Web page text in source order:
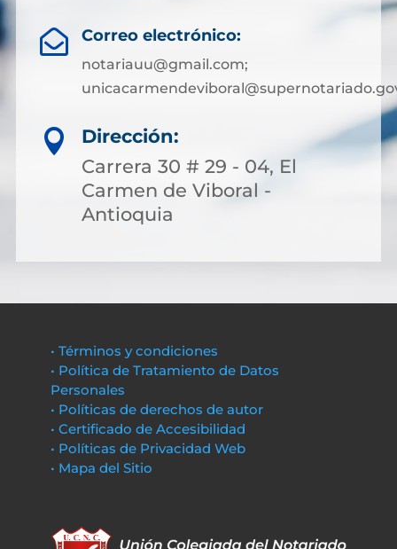
 Correo electrónico:
notariauu@gmail.com;

Dirección:
Carrera 30 # 29 - 04, El
Carmen de Viboral -
Antioquia
• Términos y condiciones
• Política de Tratamiento de Datos
Personales
• Políticas de derechos de autor
• Certificado de Accesibilidad
• Políticas de Privacidad Web
• Mapa del Sitio